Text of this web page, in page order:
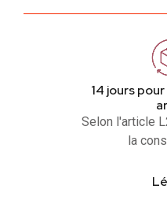
14 jours
Selon l'article
la